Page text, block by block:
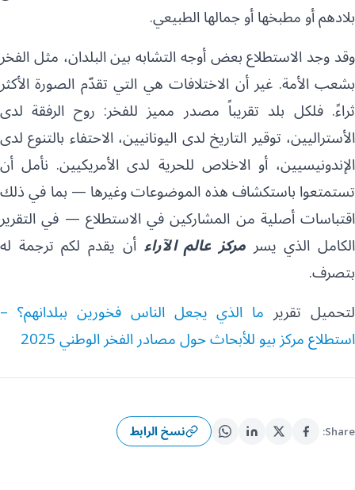
بلادهم أو مطبخها أو جمالها الطبيعي.
وقد وجد الاستطلاع بعض أوجه التشابه بين البلدان، مثل الفخر
بشعب الأمة. غير أن الاختلافات هي التي تقدّم الصورة الأكثر
ثراءً. فلكل بلد تقريباً مصدر مميز للفخر: روح الرفقة لدى
الأستراليين، توقير التاريخ لدى اليونانيين، الاحتفاء بالتنوع لدى
الإندونيسيين، أو الاخلاص للحرية لدى الأمريكيين. نأمل أن
تستمتعوا باستكشاف هذه الموضوعات وغيرها — بما في ذلك
اقتباسات أصلية من المشاركين في الاستطلاع — في التقرير
الكامل الذي يسرمركز عالم الآراء أن يقدم لكم ترجمة له
بتصرف.
لتحميل تقرير ما الذي يجعل الناس فخورين ببلدانهم؟ –
استطلاع مركز بيو للأبحاث حول مصادر الفخر الوطني 2025
Share: نسخ الرابط